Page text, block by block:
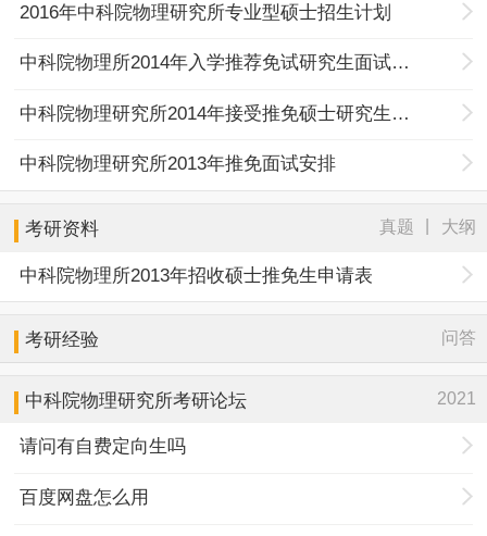
2016年中科院物理研究所专业型硕士招生计划
中科院物理所2014年入学推荐免试研究生面试时间安排
中科院物理研究所2014年接受推免硕士研究生公告
中科院物理研究所2013年推免面试安排
考研资料 真题 大纲
中科院物理所2013年招收硕士推免生申请表
考研经验 问答
中科院物理研究所考研论坛 2021
请问有自费定向生吗
百度网盘怎么用